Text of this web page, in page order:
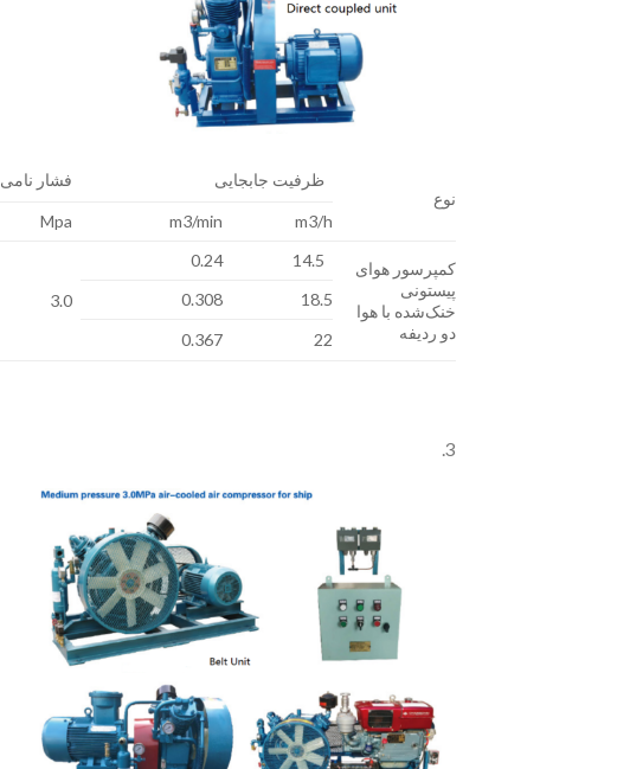
نوع
ظرفیت جابجایی فشار نامی
m3/h
m3/min
Mpa
کمپرسور هوای
پیستونی
خنک‌شده با هوا
دو ردیفه
14.5
0.24
3.0
18.5
0.308
22
0.367
3.